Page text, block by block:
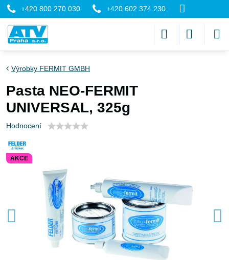
+420 800 270 030 +420 602 374 230
AKCE
Výrobky FERMIT GMBH
Pasta NEO-FERMIT
UNIVERSAL, 325g
Hodnocení